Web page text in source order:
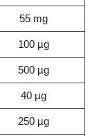
55 mg
100 µg
500 µg
40 µg
250 µg